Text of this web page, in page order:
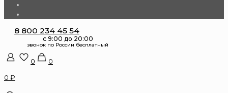
8 800 234 45 54
0
0
0 ₽